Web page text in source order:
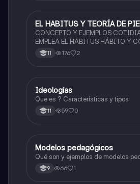
Sociales/Historia
EL HABITUS Y TEORÍA DE
CONCEPTO Y EJEMPLOS
EMPLEA EL HABITUS HÁBITO Y
DISPOSITIVOS DE PODER TEORÍA
BOURDIEU
11 176 2
Sociales/Historia
Ideologías
Que es ? Características y tipos
11 59 0
Sociales/Historia
Modelos pedagógicos
Qué son y ejemplos de modelos
9 66 1